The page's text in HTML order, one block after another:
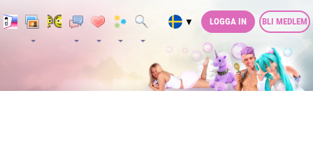
▼ LOGGA IN BLI MEDLEM